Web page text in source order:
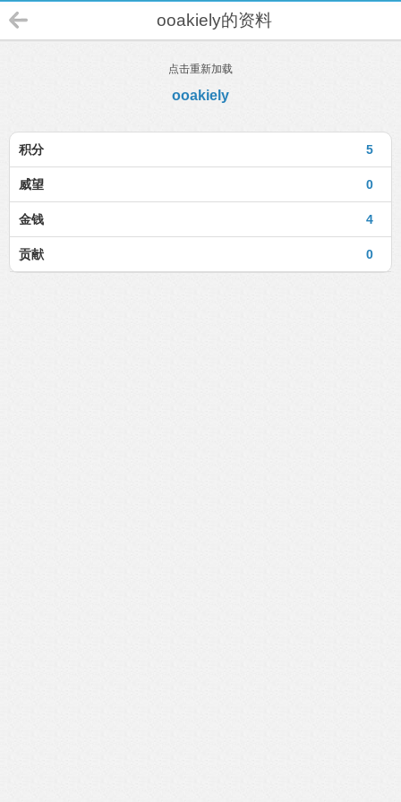
ooakiely的资料
点击重新加载
ooakiely
5
积分
0
威望
4
金钱
0
贡献